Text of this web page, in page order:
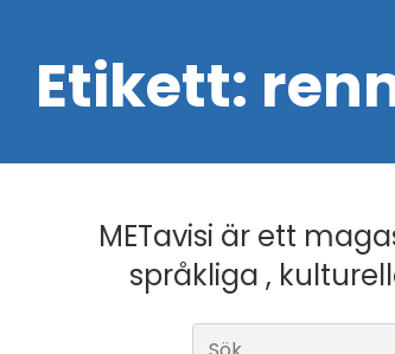
Etikett:
METavisi är ett
språkliga ,